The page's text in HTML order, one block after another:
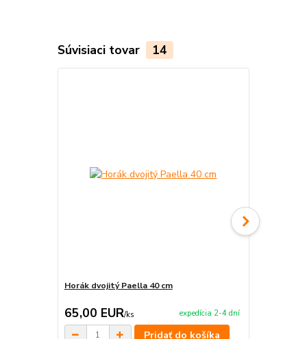
Súvisiaci tovar 14
Horák dvojitý Paella 40 cm
65,00 EUR/ks expedícia 2-4 dní
Pridať do košíka